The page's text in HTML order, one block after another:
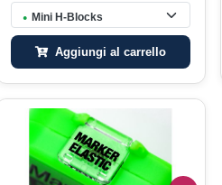
● Mini H-Blocks
Aggiungi al carrello